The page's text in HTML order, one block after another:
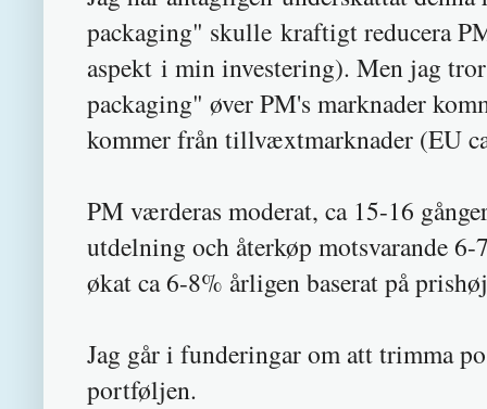
packaging" skulle kraftigt reducera
aspekt i min investering). Men jag
packaging" øver PM's marknader
kommer från tillvæxtmarknader (EU
PM værderas moderat, ca 15-16
utdelning och återkøp motsvarande
økat ca 6-8% årligen baserat på
Jag går i funderingar om att trimma
portføljen.